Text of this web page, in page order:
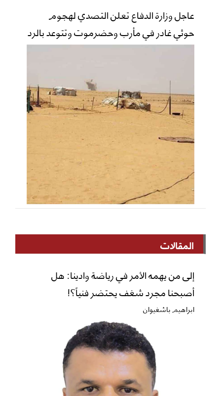
عاجل وزارة الدفاع تعلن التصدي لهجوم
حوثي غادر في مأرب وحضرموت وتتوعد بالرد
المقالات
إلى من يهمه الأمر في رياضة وادينا: هل
أصبحنا مجرد شغف يحتضر فنياً؟!
ابراهيم باشغيوان